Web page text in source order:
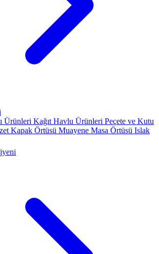
Ürünleri Kağıt Havlu Ürünleri Peçete ve Kutu
Kapak Örtüsü Muayene Masa Örtüsü Islak